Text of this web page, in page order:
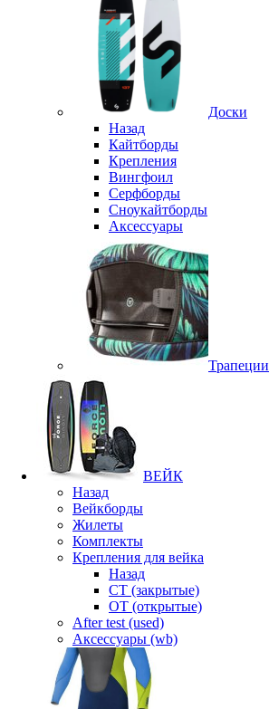
Доски
Назад
Кайтборды
Крепления
Вингфоил
Серфборды
Сноукайтборды
Аксессуары
Трапеции
ВЕЙК
Назад
Вейкборды
Жилеты
Комплекты
Крепления для вейка
Назад
CT (закрытые)
OT (открытые)
After test (used)
Аксессуары (wb)